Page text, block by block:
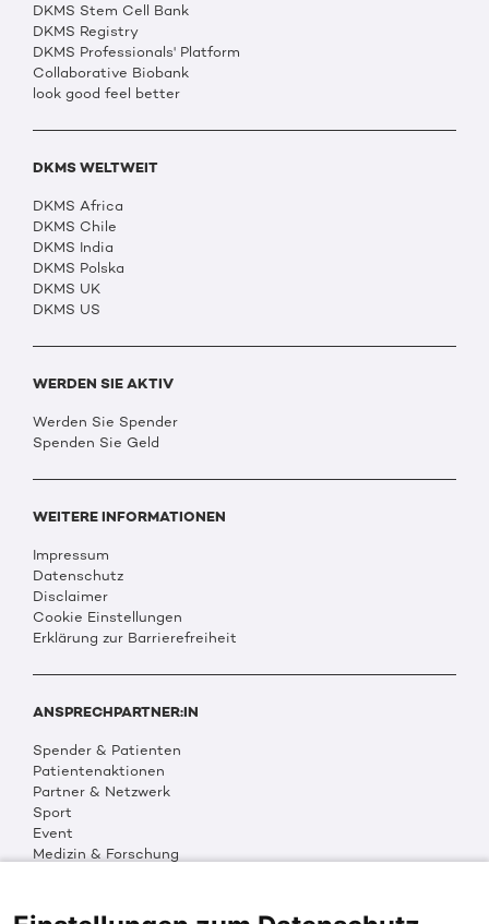
DKMS Stem Cell Bank
DKMS Registry
DKMS Professionals' Platform
Collaborative Biobank
look good feel better
DKMS WELTWEIT
DKMS Africa
DKMS Chile
DKMS India
DKMS Polska
DKMS UK
DKMS US
WERDEN SIE AKTIV
Werden Sie Spender
Spenden Sie Geld
WEITERE INFORMATIONEN
Impressum
Datenschutz
Disclaimer
Cookie Einstellungen
Erklärung zur Barrierefreiheit
ANSPRECHPARTNER:IN
Spender & Patienten
Patientenaktionen
Partner & Netzwerk
Sport
Event
Medizin & Forschung
Multimedia